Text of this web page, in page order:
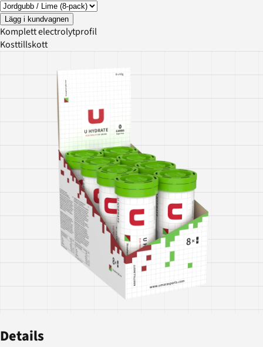
Lägg i kundvagnen
Komplett electrolytprofil
Kosttillskott
Details